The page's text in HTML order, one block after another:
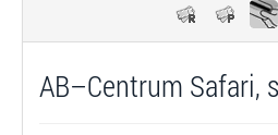
AB–Centrum Safari,